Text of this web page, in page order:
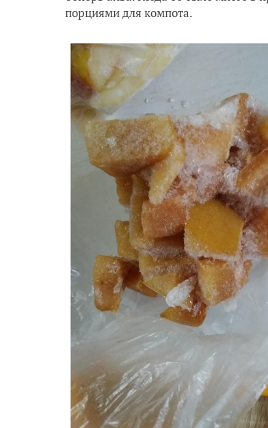
порциями для компота.